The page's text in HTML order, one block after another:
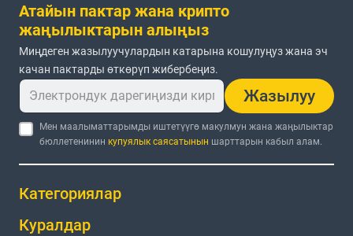
Атайын пактар жана крипто
жаңылыктарын алыңыз
Миңдеген жазылуучулардын катарына кошулуңуз жана эч
качан пактарды өткөрүп жибербеңиз.
Жазылуу
Мен маалыматтарымды иштетүүгө макулмун жана жаңылыктар
бюллетенинин купуялык саясатынын шарттарын кабыл алам.
Категориялар
Куралдар